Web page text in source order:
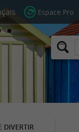
Espace Pro
DIVERTIR